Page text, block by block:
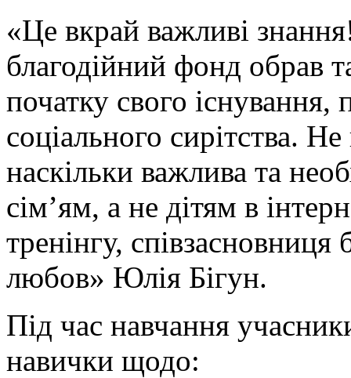
«Це вкрай важливі
благодійний фонд обрав
початку свого
соціального сирітства.
наскільки важлива та
сім’ям, а не дітям в
тренінгу,
любов» Юлія Бігун.
Під час навчання
навички щодо: